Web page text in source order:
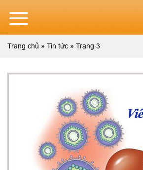
content
Trang chủ » Tin tức » Trang 3